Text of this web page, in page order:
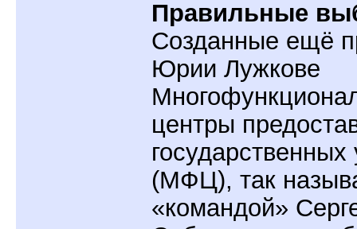
Правильные
Созданные ещё
Юрии Лужкове
центры
государственных
(МФЦ), так
«командой»